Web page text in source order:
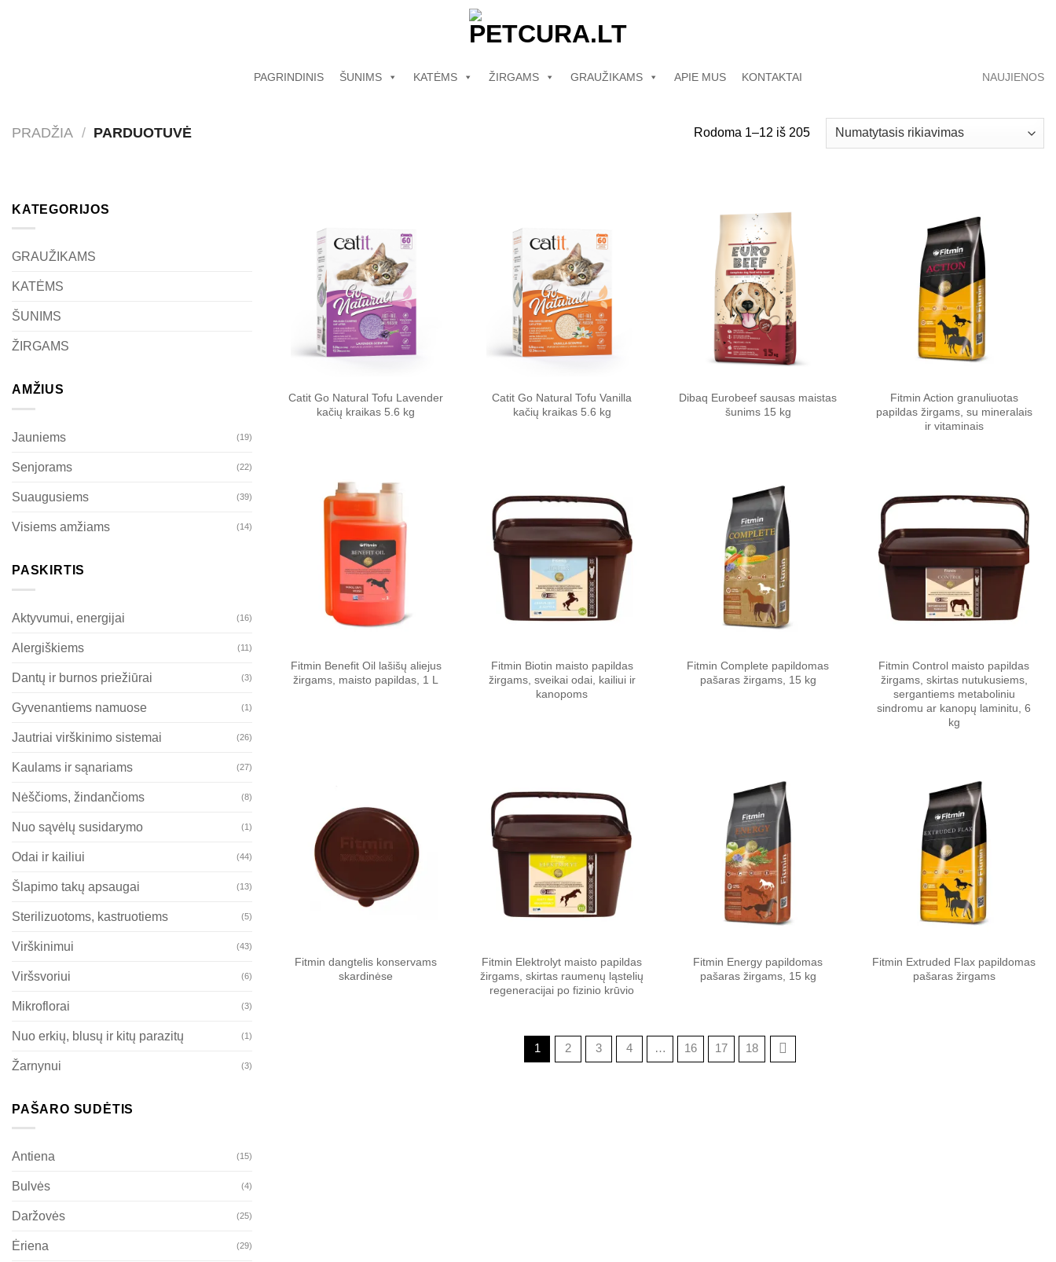
PAGRINDINIS ŠUNIMS KATĖMS ŽIRGAMS GRAUŽIKAMS APIE MUS KONTAKTAI NAUJIENOS
PRADŽIA / PARDUOTUVĖ Rodoma 1–12 iš 205
KATEGORIJOS
GRAUŽIKAMS
KATĖMS
ŠUNIMS
ŽIRGAMS
AMŽIUS
Jauniems (19)
Senjorams (22)
Suaugusiems (39)
Visiems amžiams (14)
PASKIRTIS
Aktyvumui, energijai (16)
Alergiškiems (11)
Dantų ir burnos priežiūrai (3)
Gyvenantiems namuose (1)
Jautriai virškinimo sistemai (26)
Kaulams ir sąnariams (27)
Nėščioms, žindančioms (8)
Nuo sąvėlų susidarymo (1)
Odai ir kailiui (44)
Šlapimo takų apsaugai (13)
Sterilizuotoms, kastruotiems (5)
Virškinimui (43)
Viršsvoriui (6)
Mikroflorai (3)
Nuo erkių, blusų ir kitų parazitų (1)
Žarnynui (3)
PAŠARO SUDĖTIS
Antiena (15)
Bulvės (4)
Daržovės (25)
Ėriena (29)
produktą
Catit Go Natural Tofu Lavender
kačių kraikas 5.6 kg
produktą
Catit Go Natural Tofu Vanilla
kačių kraikas 5.6 kg
Dibaq Eurobeef sausas maistas
šunims 15 kg
Fitmin Action granuliuotas
papildas žirgams, su mineralais
ir vitaminais
Fitmin Benefit Oil lašišų aliejus
žirgams, maisto papildas, 1 L
Pamėgti
produktą
Fitmin Biotin maisto papildas
žirgams, sveikai odai, kailiui ir
kanopoms
Fitmin Complete papildomas
pašaras žirgams, 15 kg
Pamėgti
produktą
Fitmin Control maisto papildas
žirgams, skirtas nutukusiems,
sergantiems metaboliniu
sindromu ar kanopų laminitu, 6
kg
Pamėgti
produktą
Fitmin dangtelis konservams
skardinėse
Pamėgti
produktą
Fitmin Elektrolyt maisto papildas
žirgams, skirtas raumenų ląstelių
regeneracijai po fizinio krūvio
Fitmin Energy papildomas
pašaras žirgams, 15 kg
Fitmin Extruded Flax papildomas
pašaras žirgams
1 2 3 4 … 16 17 18